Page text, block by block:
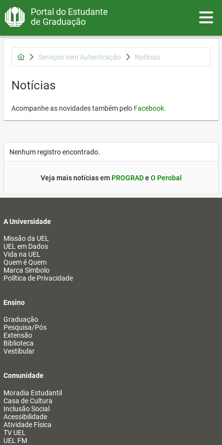
Portal do Estudante
de Graduação
Serviços sem Autenticação Notícias
Notícias
Acompanhe as novidades também pelo Facebook.
Nenhum registro encontrado.
Veja mais notícias em PROGRADe O Perobal
A Universidade
Missão da UEL
UEL em Dados
Vida na UEL
Quem é Quem
Marca Símbolo
Política de Privacidade
Ensino
Graduação
Pesquisa/Pós
Extensão
Biblioteca
Vestibular
Comunidade
Moradia Estudantil
Casa de Cultura
Inclusão Social
Acessibilidade
Atividade Física
TV UEL
UEL FM